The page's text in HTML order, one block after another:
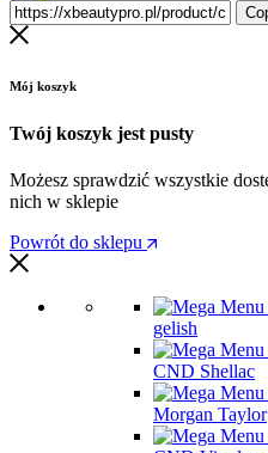
Mój koszyk
Twój koszyk jest pusty
Możesz sprawdzić wszystkie
nich w sklepie
Powrót do sklepu
gelish
CND Shellac
Morgan Taylor